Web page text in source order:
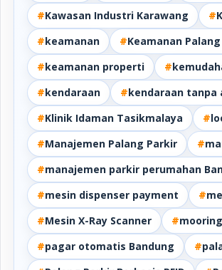
#Kawasan Industri Karawang #
#keamanan #Keamanan
#keamanan properti #
#kendaraan #kendaraan
#Klinik Idaman Tasikmalaya #
#Manajemen Palang Parkir #
#manajemen parkir perumahan
#mesin dispenser payment #
#Mesin X-Ray Scanner #
#pagar otomatis Bandung #